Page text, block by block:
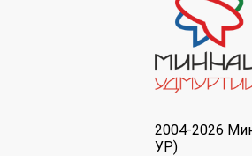
2004-2026
УР)